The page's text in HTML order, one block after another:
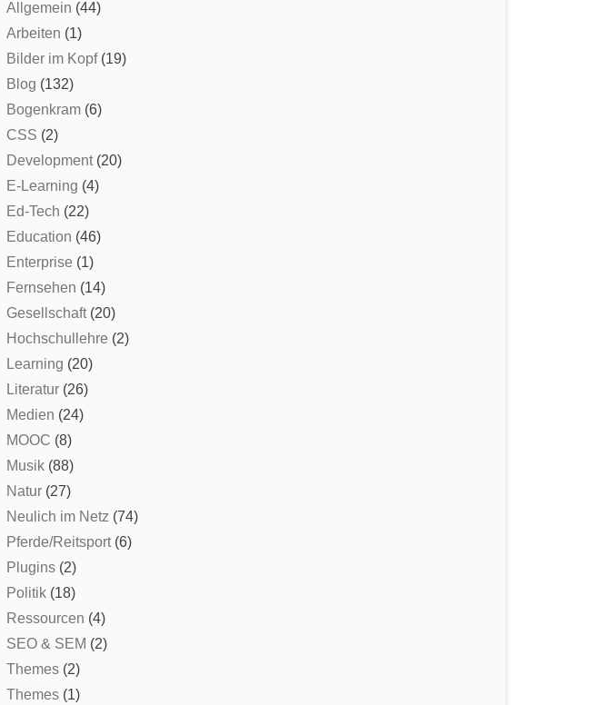
Allgemein (44)
Arbeiten (1)
Bilder im Kopf(19)
Blog (132)
Bogenkram(6)
CSS (2)
Development(20)
E-Learning (4)
Ed-Tech (22)
Education (46)
Enterprise (1)
Fernsehen (14)
Gesellschaft(20)
Hochschullehre (2)
Learning (20)
Literatur(26)
Medien (24)
MOOC (8)
Musik(88)
Natur(27)
Neulich im Netz (74)
Pferde/Reitsport(6)
Plugins(2)
Politik(18)
Ressourcen (4)
SEO & SEM (2)
Themes(2)
Themes(1)